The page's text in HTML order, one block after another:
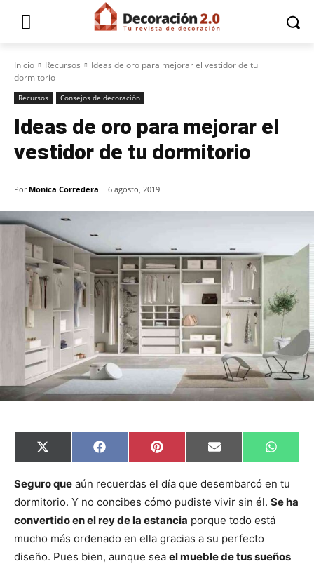
Inicio Recursos
Ideas de oro para mejorar el vestidor de tu
dormitorio
Recursos Consejos de decoración
Ideas de oro para mejorar el
vestidor de tu dormitorio
Por Monica Corredera 6 agosto, 2019
C
o
p
a
r
t
i
r
e
n
X
(
w
t
t
e
r
)
C
o
p
a
r
i
r
e
n
F
a
e
o
o
k
C
o
p
a
r
i
r
e
n
P
i
t
r
e
s
t
C
o
p
a
r
i
r
e
n
E
m
i
C
o
p
r
n
W
h
t
A
Seguro que aún recuerdas el día que desembarcó en tu
dormitorio. Y no concibes cómo pudiste vivir sin él. Se ha
convertido en el rey de la estancia porque todo está
mucho más ordenado en ella gracias a su perfecto
diseño. Pues bien, aunque sea el mueble de tus sueños